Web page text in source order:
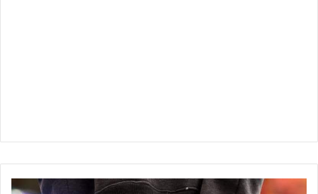
السلطات